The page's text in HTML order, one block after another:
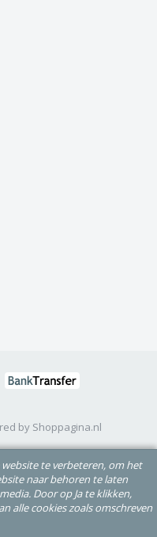
by Shoppagina.nl
te verbeteren, om het
naar behoren te laten
Door op Ja te klikken,
alle cookies zoals omschreven